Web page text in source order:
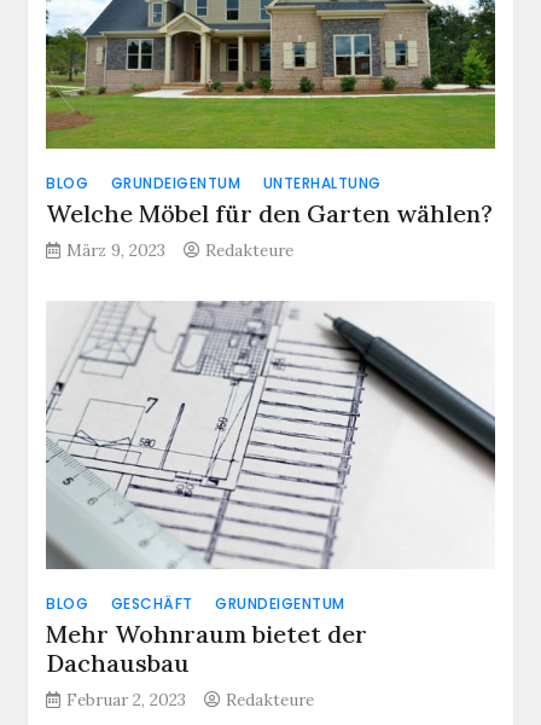
BLOG GRUNDEIGENTUM UNTERHALTUNG
Welche Möbel für den Garten wählen?
März 9, 2023 Redakteure
BLOG GESCHÄFT GRUNDEIGENTUM
Mehr Wohnraum bietet der
Dachausbau
Februar 2, 2023 Redakteure